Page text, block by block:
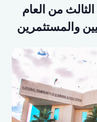
من العام